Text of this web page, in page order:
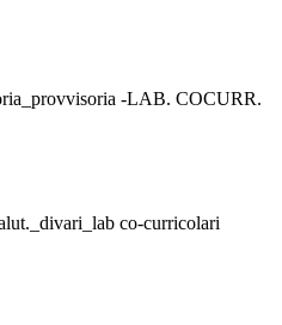
-LAB. COCURR.
co-curricolari